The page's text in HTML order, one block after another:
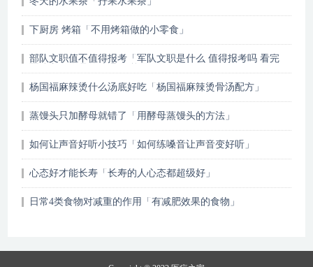
下厨房 烤箱「不用烤箱做的小零食」
部队文职值不值得报考「军队文职是什么 值得报考吗 看完
杨国福麻辣烫什么汤底好吃「杨国福麻辣烫骨汤配方」
蒸馒头只加酵母就错了「用酵母蒸馒头的方法」
如何让声音好听小技巧「如何练嗓音让声音变好听」
心态好才能长寿「长寿的人心态都超级好」
日常4类食物对减重的作用「有减肥效果的食物」